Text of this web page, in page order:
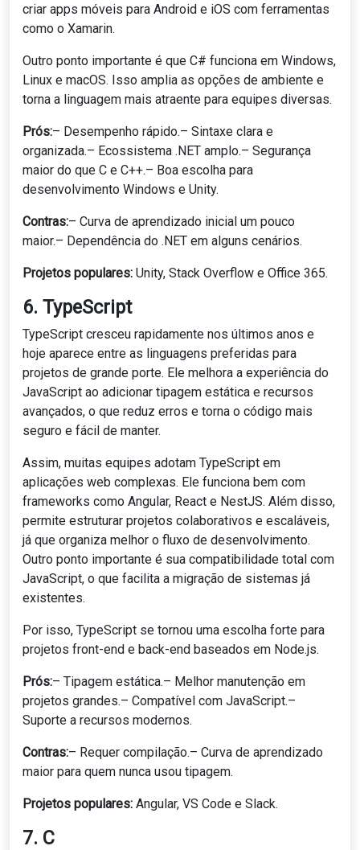
criar apps móveis para Android e iOS com ferramentas
como o Xamarin.
Outro ponto importante é que C# funciona em Windows,
Linux e macOS. Isso amplia as opções de ambiente e
torna a linguagem mais atraente para equipes diversas.
Prós:– Desempenho rápido.– Sintaxe clara e
organizada.– Ecossistema .NET amplo.– Segurança
maior do que C e C++.– Boa escolha para
desenvolvimento Windows e Unity.
Contras:– Curva de aprendizado inicial um pouco
maior.– Dependência do .NET em alguns cenários.
Projetos populares: Unity, Stack Overflow e Office 365.
6. TypeScript
TypeScript cresceu rapidamente nos últimos anos e
hoje aparece entre as linguagens preferidas para
projetos de grande porte. Ele melhora a experiência do
JavaScript ao adicionar tipagem estática e recursos
avançados, o que reduz erros e torna o código mais
seguro e fácil de manter.
Assim, muitas equipes adotam TypeScript em
aplicações web complexas. Ele funciona bem com
frameworks como Angular, React e NestJS. Além disso,
permite estruturar projetos colaborativos e escaláveis,
já que organiza melhor o fluxo de desenvolvimento.
Outro ponto importante é sua compatibilidade total com
JavaScript, o que facilita a migração de sistemas já
existentes.
Por isso, TypeScript se tornou uma escolha forte para
projetos front-end e back-end baseados em Node.js.
Prós:– Tipagem estática.– Melhor manutenção em
projetos grandes.– Compatível com JavaScript.–
Suporte a recursos modernos.
Contras:– Requer compilação.– Curva de aprendizado
maior para quem nunca usou tipagem.
Projetos populares: Angular, VS Code e Slack.
7. C